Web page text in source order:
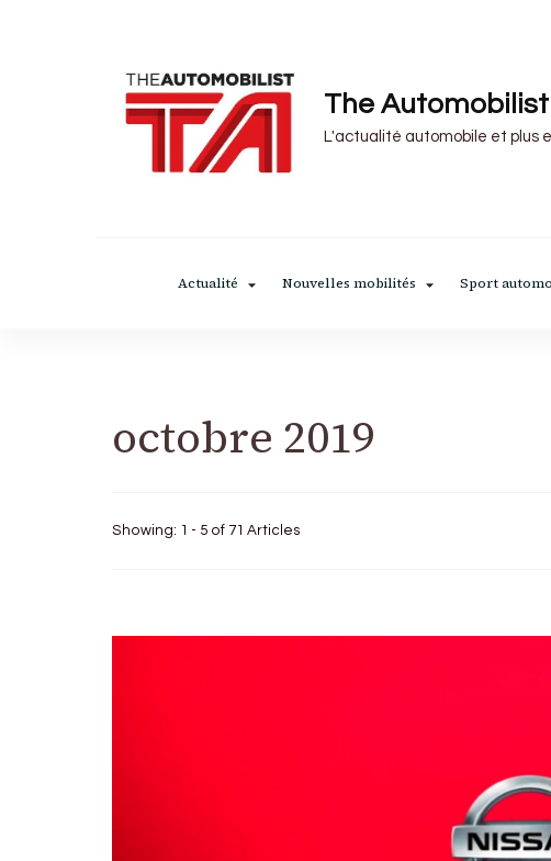
The Automobilist
L'actualité automobile et plus
Actualité Nouvelles mobilités Sport
octobre 2019
Showing: 1 - 5 of 71 Articles